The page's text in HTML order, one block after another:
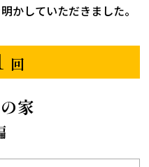
かしていただきました。
回
家